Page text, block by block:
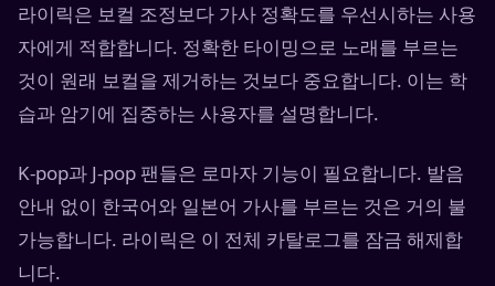
라이릭은 보컬 조정보다 가사 정확도를 우선시하는 사용
자에게 적합합니다. 정확한 타이밍으로 노래를 부르는
것이 원래 보컬을 제거하는 것보다 중요합니다. 이는 학
습과 암기에 집중하는 사용자를 설명합니다.
K-pop과 J-pop 팬들은 로마자 기능이 필요합니다. 발음
안내 없이 한국어와 일본어 가사를 부르는 것은 거의 불
가능합니다. 라이릭은 이 전체 카탈로그를 잠금 해제합
니다.